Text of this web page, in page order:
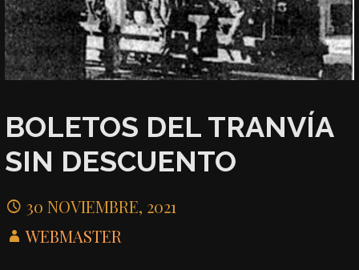
BOLETOS DEL TRANVÍA
SIN DESCUENTO
30 NOVIEMBRE, 2021
WEBMASTER